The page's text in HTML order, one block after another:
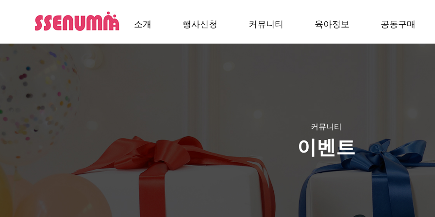
소개 행사신청 커뮤니티 육아정보 공동구매
커뮤니티
이벤트